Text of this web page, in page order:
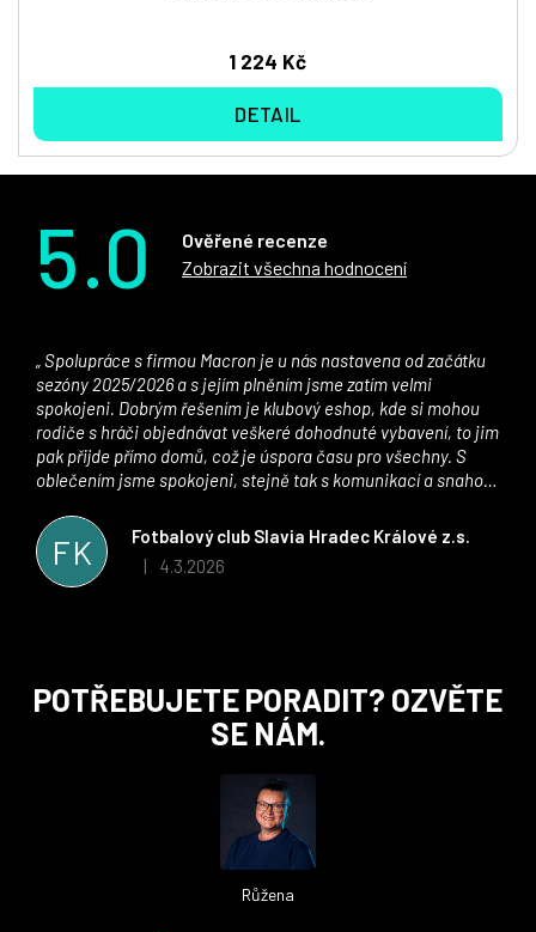
1 224 Kč
DETAIL
5.0
Ověřené recenze
Zobrazit všechna hodnocení
FK
Fotbalový club Slavia Hradec Králové z.s.
Hodnocení obchodu je 5 z 5 hvězdiček.
| 4.3.2026
sezóny 2025/2026 a s jejím plněním jsme zatím velmi
spokojeni. Dobrým řešením je klubový eshop, kde si mohou
rodiče s hráči objednávat veškeré dohodnuté vybavení, to jim
pak přijde přímo domů, což je úspora času pro všechny. S
oblečením jsme spokojeni, stejně tak s komunikací a snahou
stran. Věříme, že v tomto duchu bude spolupráce pokračovat
i nadále, nyní už začínáme řešit i první sady dresů ;)
POTŘEBUJETE PORADIT? OZVĚTE
SE NÁM.
Růžena